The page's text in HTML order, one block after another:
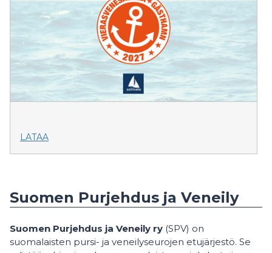
LATAA
Suomen Purjehdus ja Veneily
Suomen Purjehdus ja Veneily ry (SPV) on
suomalaisten pursi- ja veneilyseurojen etujärjestö. Se